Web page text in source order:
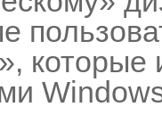
которые